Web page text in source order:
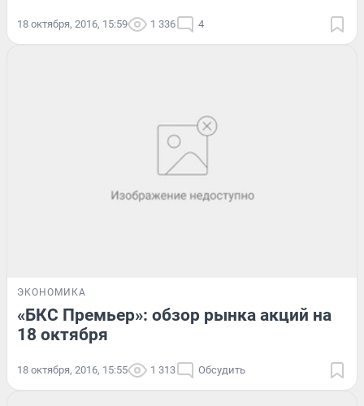
18 октября, 2016, 15:59 1 336 4
ЭКОНОМИКА
«БКС Премьер»: обзор рынка акций на
18 октября
18 октября, 2016, 15:55 1 313 Обсудить